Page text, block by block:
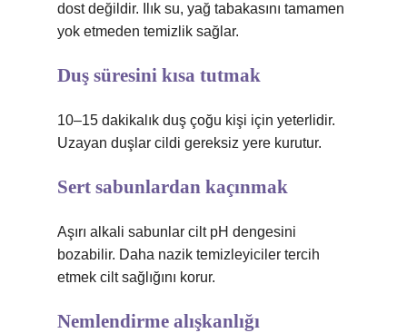
dost değildir. Ilık su, yağ tabakasını tamamen
yok etmeden temizlik sağlar.
Duş süresini kısa tutmak
10–15 dakikalık duş çoğu kişi için yeterlidir.
Uzayan duşlar cildi gereksiz yere kurutur.
Sert sabunlardan kaçınmak
Aşırı alkali sabunlar cilt pH dengesini
bozabilir. Daha nazik temizleyiciler tercih
etmek cilt sağlığını korur.
Nemlendirme alışkanlığı